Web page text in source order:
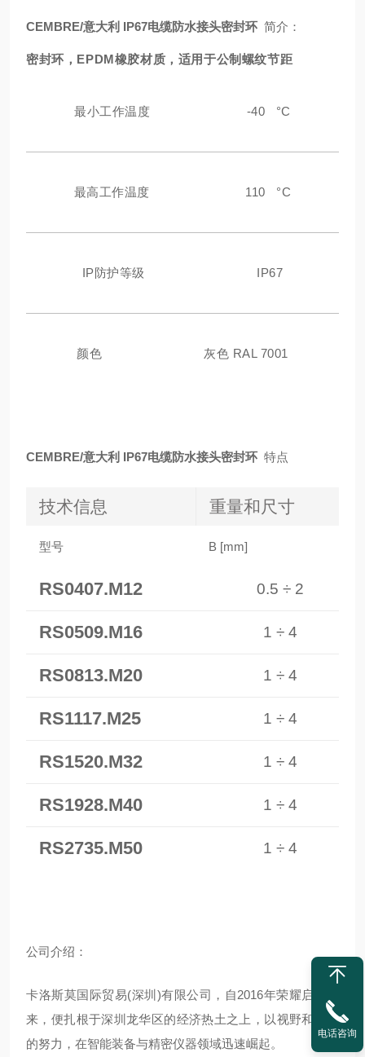
CEMBRE/意大利 IP67电缆防水接头密封环 简介：
密封环，EPDM橡胶材质，适用于公制螺纹节距
最小工作温度 -40 °C
最高工作温度 110 °C
IP防护等级 IP67
颜色 灰色 RAL 7001
CEMBRE/意大利 IP67电缆防水接头密封环 特点
技术信息 重量和尺寸
型号 B [mm]
RS0407.M12 0.5 ÷ 2
RS0509.M16 1 ÷ 4
RS0813.M20 1 ÷ 4
RS1117.M25 1 ÷ 4
RS1520.M32 1 ÷ 4
RS1928.M40 1 ÷ 4
RS2735.M50 1 ÷ 4
公司介绍：
卡洛斯莫国际贸易(深圳)有限公司，自2016年荣耀启航以
来，便扎根于深圳龙华区的经济热土之上，以视野和不懈
的努力，在智能装备与精密仪器领域迅速崛起。
电话咨询